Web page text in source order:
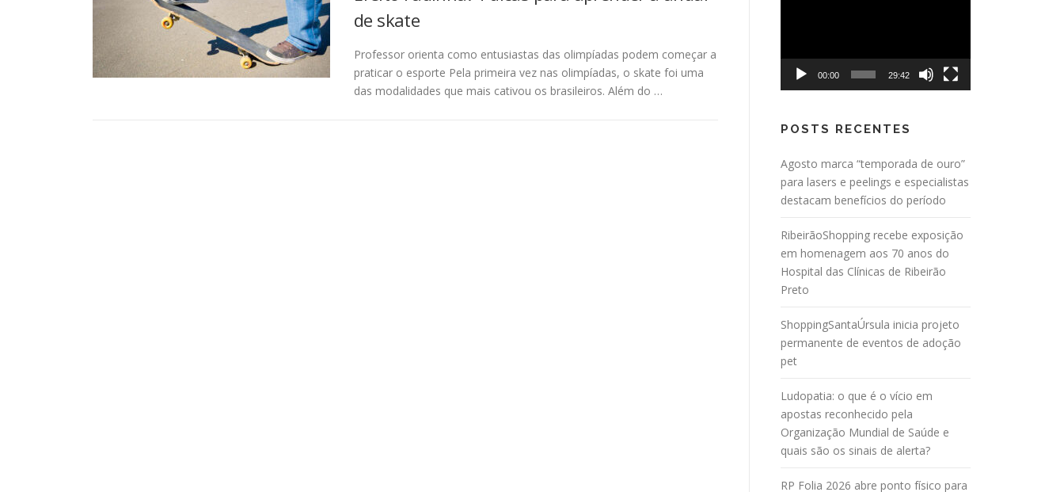
de skate
Professor orienta como entusiastas das olimpíadas podem começar a
praticar o esporte Pela primeira vez nas olimpíadas, o skate foi uma
das modalidades que mais cativou os brasileiros. Além do …
00:00 29:42
POSTS RECENTES
Agosto marca “temporada de ouro”
para lasers e peelings e especialistas
destacam benefícios do período
RibeirãoShopping recebe exposição
em homenagem aos 70 anos do
Hospital das Clínicas de Ribeirão
Preto
ShoppingSantaÚrsula inicia projeto
permanente de eventos de adoção
pet
Ludopatia: o que é o vício em
apostas reconhecido pela
Organização Mundial de Saúde e
quais são os sinais de alerta?
RP Folia 2026 abre ponto físico para